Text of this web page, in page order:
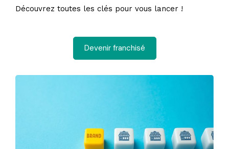
Découvrez toutes les clés pour vous lancer !
Devenir franchisé